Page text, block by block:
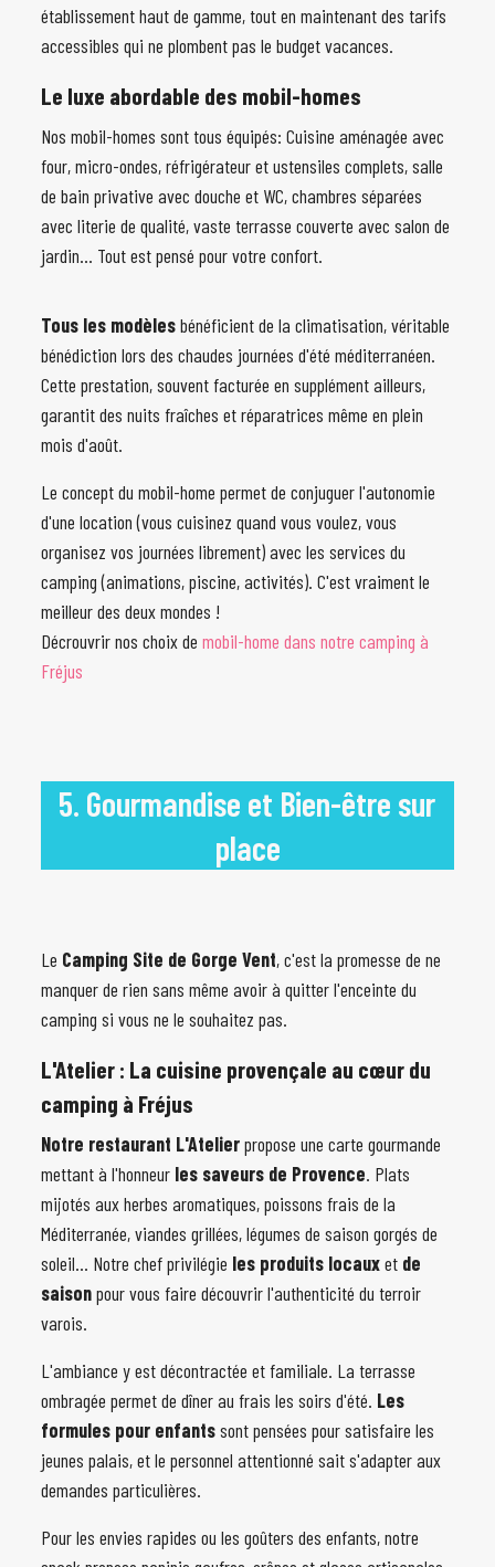
établissement haut de gamme, tout en maintenant des tarifs
accessibles qui ne plombent pas le budget vacances.
Le luxe abordable des mobil-homes
Nos mobil-homes sont tous équipés: Cuisine aménagée avec
four, micro-ondes, réfrigérateur et ustensiles complets, salle
de bain privative avec douche et WC, chambres séparées
avec literie de qualité, vaste terrasse couverte avec salon de
jardin... Tout est pensé pour votre confort.
Tous les modèlesbénéficient de la climatisation, véritable
bénédiction lors des chaudes journées d'été méditerranéen.
Cette prestation, souvent facturée en supplément ailleurs,
garantit des nuits fraîches et réparatrices même en plein
mois d'août.
Le concept du mobil-home permet de conjuguer l'autonomie
d'une location (vous cuisinez quand vous voulez, vous
organisez vos journées librement) avec les services du
camping (animations, piscine, activités). C'est vraiment le
meilleur des deux mondes !
Décrouvrir nos choix demobil-home dans notre camping à
Fréjus
5. Gourmandise et Bien-être sur
place
Le Camping Site de Gorge Vent, c'est la promesse de ne
manquer de rien sans même avoir à quitter l'enceinte du
camping si vous ne le souhaitez pas.
L'Atelier : La cuisine provençale au cœur du
camping à Fréjus
Notre restaurant L'Atelierpropose une carte gourmande
mettant à l'honneur les saveurs de Provence. Plats
mijotés aux herbes aromatiques, poissons frais de la
Méditerranée, viandes grillées, légumes de saison gorgés de
soleil... Notre chef privilégie les produits locauxet de
saisonpour vous faire découvrir l'authenticité du terroir
varois.
L'ambiance y est décontractée et familiale. La terrasse
ombragée permet de dîner au frais les soirs d'été. Les
formules pour enfantssont pensées pour satisfaire les
jeunes palais, et le personnel attentionné sait s'adapter aux
demandes particulières.
Pour les envies rapides ou les goûters des enfants, notre